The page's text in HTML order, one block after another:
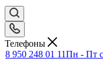
Телефоны
8 950 248 01 11Пн - Пт